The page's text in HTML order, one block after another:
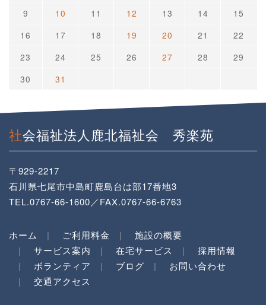
9
10 11 12 13 14
15
16
17 18 19 20 21
22
23
24 25 26 27 28
29
30
31
社会福祉法人鹿北福祉会 秀楽苑
〒929-2217
石川県七尾市中島町鹿島台は部17番地3
TEL.0767-66-1600／FAX.0767-66-6763
ホーム ご利用料金
施設の概要
サービス案内
在宅サービス
採用情報
ボランティア
ブログ
お問い合わせ
交通アクセス